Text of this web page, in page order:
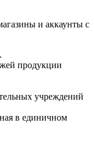
и аккаунты с
продукции
учреждений
в единичном